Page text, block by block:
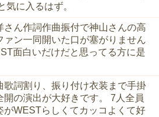
気に入るはず。
さん作詞作曲振付で神山さんの高
ン一同開いた口が塞がりません
面白いだけだと思ってる方に是
歌詞割り、振り付け衣装まで手掛
の演出が大好きです。 7人全員
がWESTらしくてカッコよくて好